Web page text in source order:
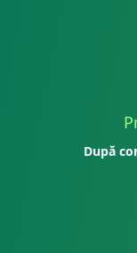
După